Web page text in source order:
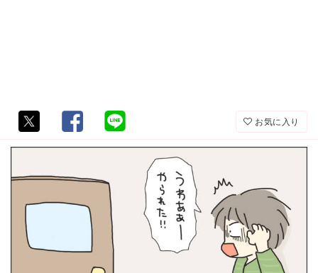
お気に入り